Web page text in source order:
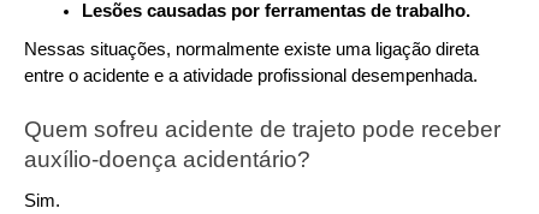
Lesões causadas por ferramentas de trabalho.
Nessas situações, normalmente existe uma ligação direta
entre o acidente e a atividade profissional desempenhada.
Quem sofreu acidente de trajeto pode receber
auxílio-doença acidentário?
Sim.